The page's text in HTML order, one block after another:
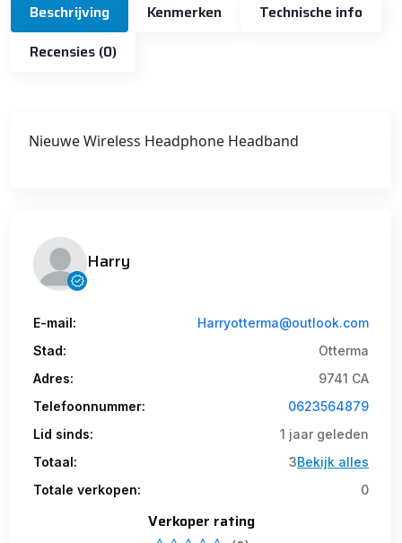
Beschrijving Kenmerken
Technische info
Recensies (0)
Nieuwe Wireless Headphone Headband
Harry
E-mail:
Harryotterma@outlook.com
Stad:
Otterma
Adres:
9741 CA
Telefoonnummer:
0623564879
Lid sinds:
1 jaar geleden
Totaal:
3Bekijk alles
Totale verkopen:
0
Verkoper rating